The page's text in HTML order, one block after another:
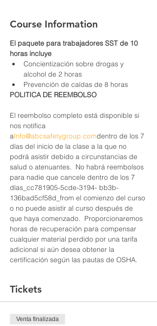
Course Information
El paquete para trabajadores SST de 10
horas incluye
Concientización sobre drogas y
alcohol de 2 horas
Prevención de caídas de 8 horas
POLITICA DE REEMBOLSO
El reembolso completo está disponible si
nos notifica
aInfo@abcsafetygroup.comdentro de los 7
días del inicio de la clase a la que no
podrá asistir debido a circunstancias de
salud o atenuantes.  No habrá reembolsos
para nadie que cancele dentro de los 7
días_cc781905-5cde-3194- bb3b-
136bad5cf58d_from el comienzo del curso
o no puede asistir al curso después de
que haya comenzado.  Proporcionaremos
horas de recuperación para compensar
cualquier material perdido por una tarifa
adicional si aún desea obtener la
certificación según las pautas de OSHA.
Tickets
Venta finalizada